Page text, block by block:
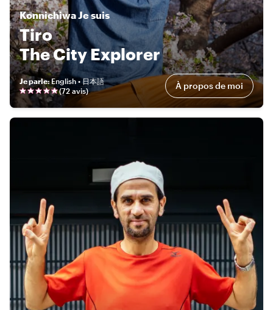
KonnichiwaJe suis
Tiro
The City Explorer
Je parle:English • 日本語
(72 avis) À propos de moi